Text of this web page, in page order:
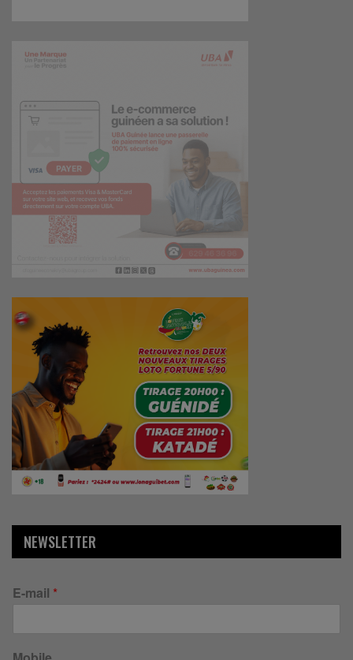
NEWSLETTER
E-mail *